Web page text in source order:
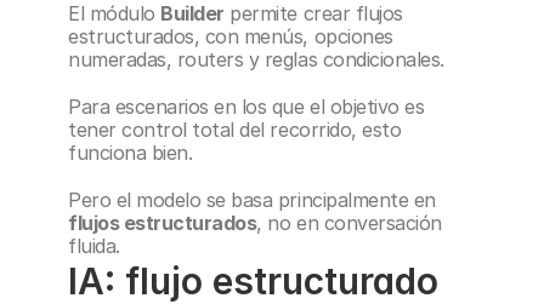
El módulo Builder permite crear flujos
estructurados, con menús, opciones
numeradas, routers y reglas condicionales.
Para escenarios en los que el objetivo es
tener control total del recorrido, esto
funciona bien.
flujos estructurados, no en conversación
fluida.
IA: flujo estructurado